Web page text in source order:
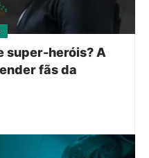
super-heróis? A
fãs da